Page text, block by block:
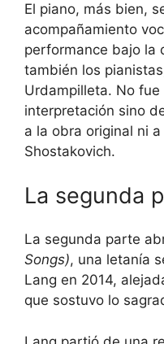
El piano, más bien,
acompañamiento
performance bajo la
también los
Urdampilleta. No
interpretación sino
a la obra original ni
Shostakovich.
La segunda
La segunda parte
Songs), una letanía
Lang en 2014,
que sostuvo lo